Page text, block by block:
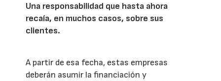
Una responsabilidad que hasta ahora
recaía, en muchos casos, sobre sus
clientes.
A partir de esa fecha, estas empresas
deberán asumir la financiación y